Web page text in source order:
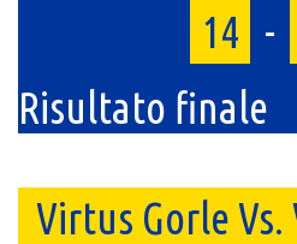
14 -
Risultato finale
Virtus Gorle Vs.